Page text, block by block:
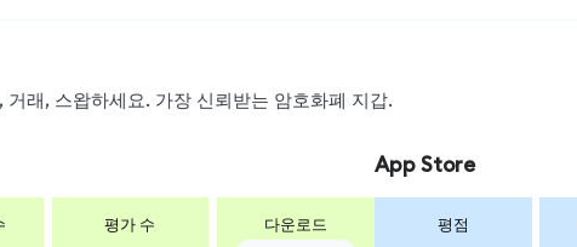
래, 스왑하세요. 가장 신뢰받는 암호화폐 지갑.
평가 수 다운로드
App Store
평점